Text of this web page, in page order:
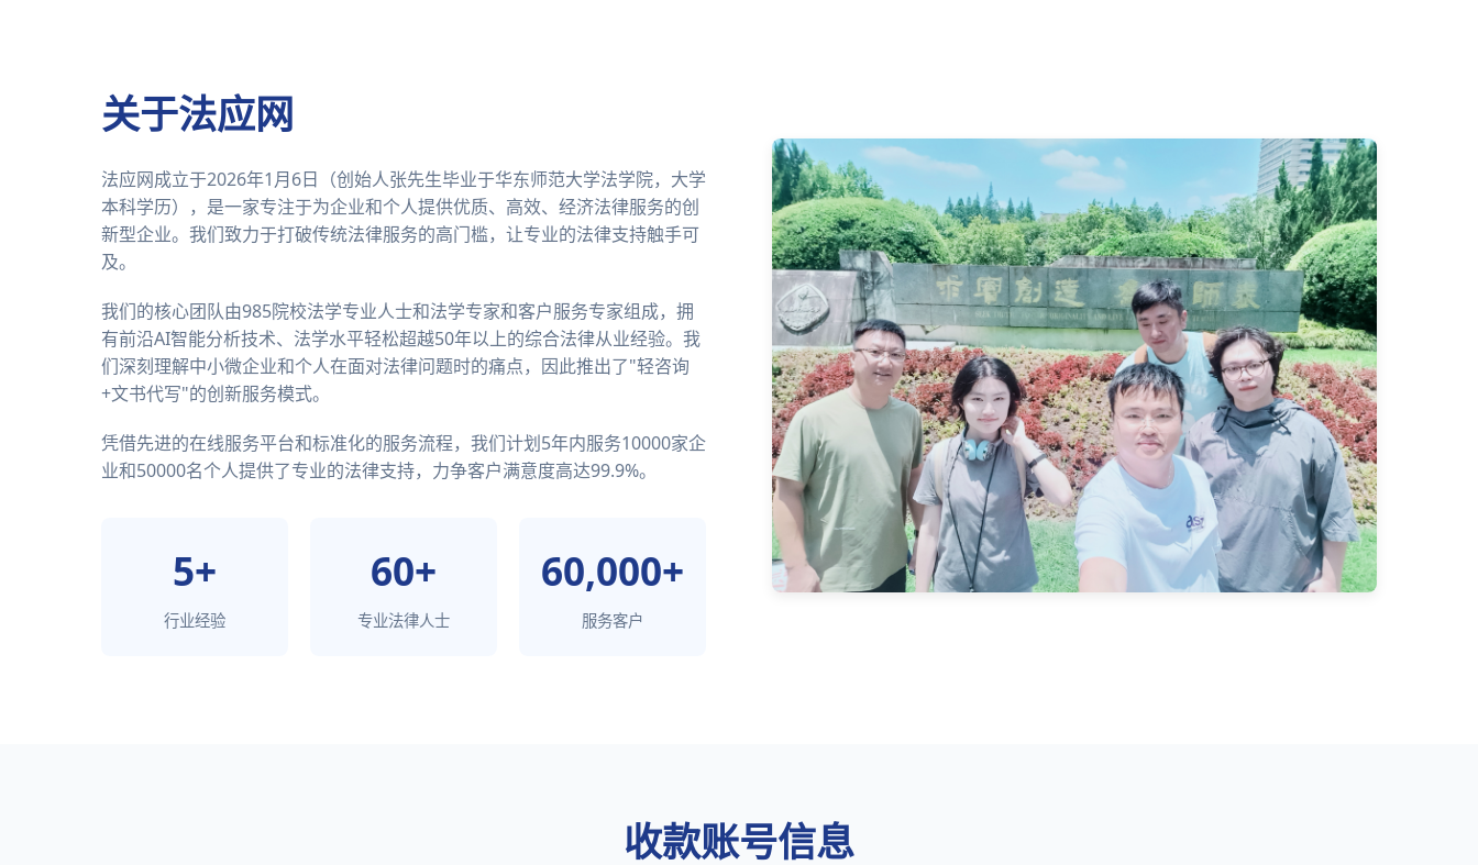
关于法应网
法应网成立于2026年1月6日（创始人张先生毕业于华东师范大学法学院，大学
本科学历），是一家专注于为企业和个人提供优质、高效、经济法律服务的创
新型企业。我们致力于打破传统法律服务的高门槛，让专业的法律支持触手可
及。
我们的核心团队由985院校法学专业人士和法学专家和客户服务专家组成，拥
有前沿AI智能分析技术、法学水平轻松超越50年以上的综合法律从业经验。我
们深刻理解中小微企业和个人在面对法律问题时的痛点，因此推出了"轻咨询
+文书代写"的创新服务模式。
凭借先进的在线服务平台和标准化的服务流程，我们计划5年内服务10000家企
业和50000名个人提供了专业的法律支持，力争客户满意度高达99.9%。
5+
行业经验
60+
专业法律人士
60,000+
服务客户
收款账号信息